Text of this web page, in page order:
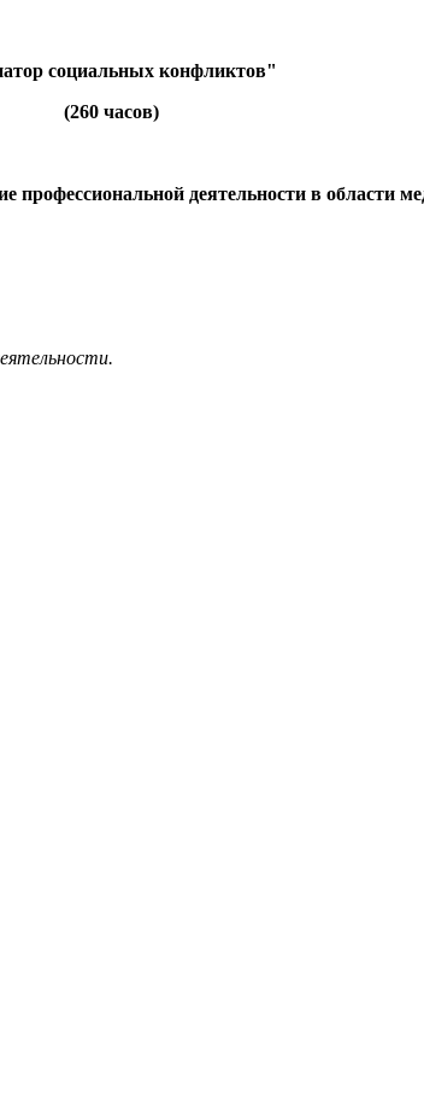
социальных конфликтов"
(260 часов)
профессиональной деятельности в области